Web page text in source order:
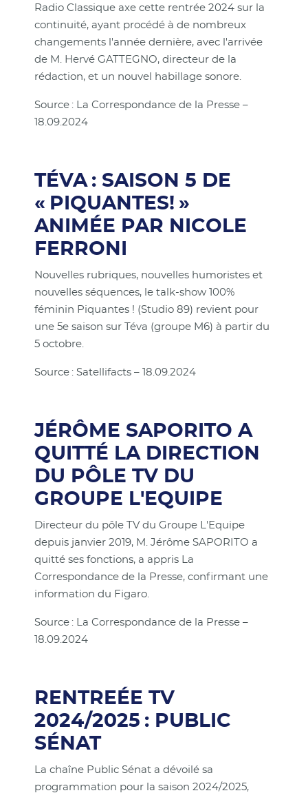
Radio Classique axe cette rentrée 2024 sur la
continuité, ayant procédé à de nombreux
changements l'année dernière, avec l'arrivée
de M. Hervé GATTEGNO, directeur de la
rédaction, et un nouvel habillage sonore.
Source : La Correspondance de la Presse –
18.09.2024
TÉVA : SAISON 5 DE
« PIQUANTES! »
ANIMÉE PAR NICOLE
FERRONI
Nouvelles rubriques, nouvelles humoristes et
nouvelles séquences, le talk-show 100%
féminin Piquantes ! (Studio 89) revient pour
une 5e saison sur Téva (groupe M6) à partir du
5 octobre.
Source : Satellifacts – 18.09.2024
JÉRÔME SAPORITO A
QUITTÉ LA DIRECTION
DU PÔLE TV DU
GROUPE L'EQUIPE
Directeur du pôle TV du Groupe L'Equipe
depuis janvier 2019, M. Jérôme SAPORITO a
quitté ses fonctions, a appris La
Correspondance de la Presse, confirmant une
information du Figaro.
Source : La Correspondance de la Presse –
18.09.2024
RENTREÉE TV
2024/2025 : PUBLIC
SÉNAT
La chaîne Public Sénat a dévoilé sa
programmation pour la saison 2024/2025,